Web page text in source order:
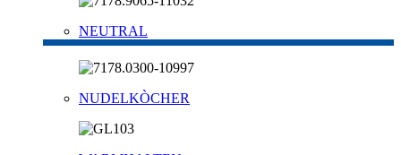
NEUTRAL
NUDELKÒCHER